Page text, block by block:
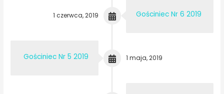
Gościniec Nr 6 2019
1 czerwca, 2019
Gościniec Nr 5 2019 1 maja, 2019